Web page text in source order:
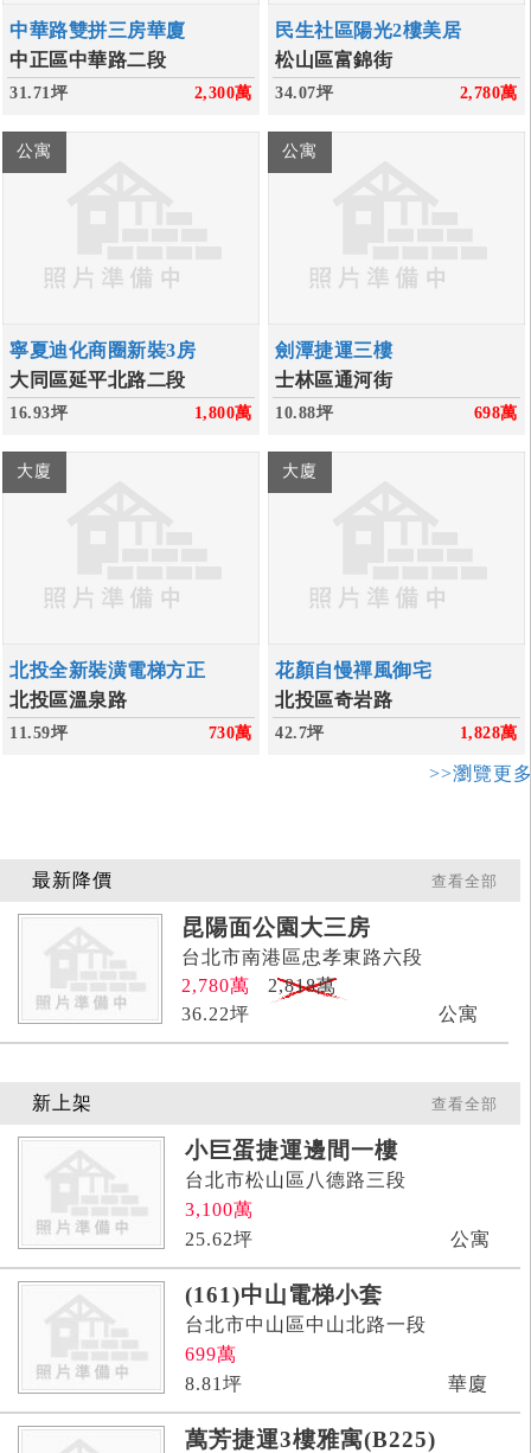
中華路雙拼三房華廈
中正區中華路二段
31.71坪 2,300萬
民生社區陽光2樓美居
松山區富錦街
34.07坪 2,780萬
公寓
寧夏迪化商圈新裝3房
大同區延平北路二段
16.93坪 1,800萬
公寓
劍潭捷運三樓
士林區通河街
10.88坪 698萬
大廈
北投全新裝潢電梯方正
北投區溫泉路
11.59坪 730萬
大廈
花顏自慢禪風御宅
北投區奇岩路
42.7坪 1,828萬
>>瀏覽更
最新降價 查看全部
昆陽面公園大三房
台北市南港區忠孝東路六段
2,780萬
2,818萬
36.22坪 公寓
新上架 查看全部
小巨蛋捷運邊間一樓
台北市松山區八德路三段
3,100萬
25.62坪 公寓
(161)中山電梯小套
台北市中山區中山北路一段
699萬
8.81 坪 華廈
萬芳捷運3樓雅寓(B225)